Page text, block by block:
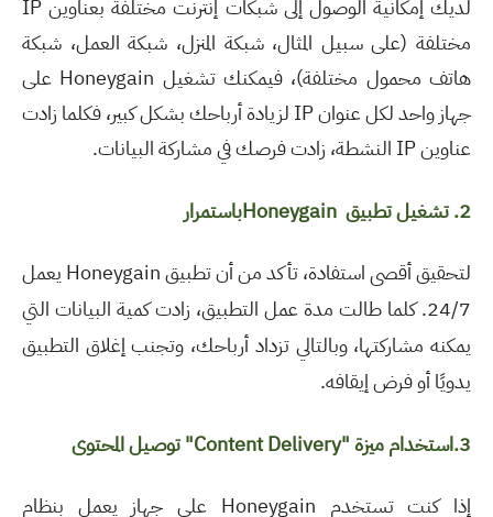
لديك إمكانية الوصول إلى شبكات إنترنت مختلفة بعناوين IP
مختلفة (على سبيل المثال، شبكة المنزل، شبكة العمل، شبكة
هاتف محمول مختلفة)، فيمكنك تشغيل Honeygain على
جهاز واحد لكل عنوان IP لزيادة أرباحك بشكل كبير، فكلما زادت
عناوين IP النشطة، زادت فرصك في مشاركة البيانات.
2. تشغيلتطبيق Honeygainباستمرار
لتحقيق أقصى استفادة، تأكد من أن تطبيق Honeygain يعمل
24/7. كلما طالت مدة عمل التطبيق، زادت كمية البيانات التي
يمكنه مشاركتها، وبالتالي تزداد أرباحك، وتجنب إغلاق التطبيق
يدويًا أو فرض إيقافه.
3.استخدام ميزة "Content Delivery"توصيل المحتوى
إذا كنت تستخدم Honeygain على جهاز يعمل بنظام